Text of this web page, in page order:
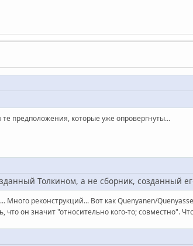
предположения, которые уже опровергнуты...
Толкином, а не сборник, созданный
реконструкций... Вот как Quenyanen/
он значит "относительно кого-то; совместно".